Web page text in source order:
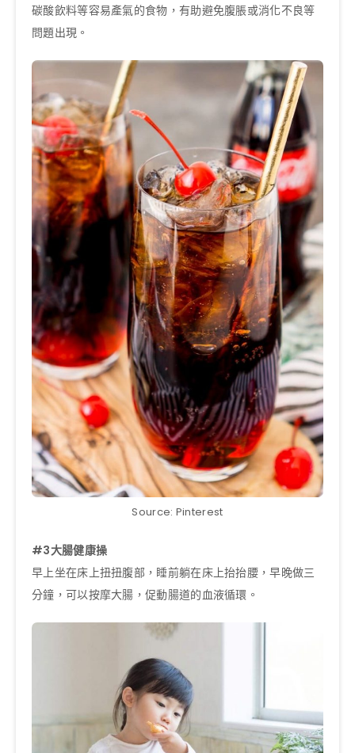
碳酸飲料等容易產氣的食物，有助避免腹脹或消化不良等
問題出現。
Source: Pinterest
#3大腸健康操
早上坐在床上扭扭腹部，睡前躺在床上抬抬腰，早晚做三
分鐘，可以按摩大腸，促動腸道的血液循環。